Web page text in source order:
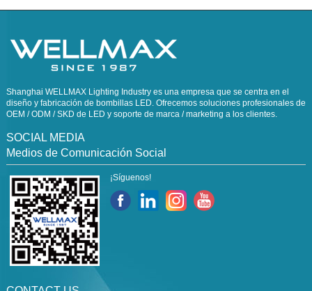
Shanghai WELLMAX Lighting Industry es una empresa que se centra en el
diseño y fabricación de bombillas LED. Ofrecemos soluciones profesionales de
OEM / ODM / SKD de LED y soporte de marca / marketing a los clientes.
SOCIAL MEDIA
Medios de Comunicación Social
¡Síguenos!